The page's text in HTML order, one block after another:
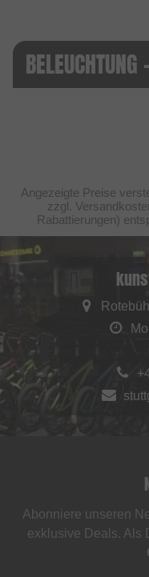
Angezeigte Preise
zzgl.
Rabattierungen)
Abonniere unseren
exklusive Deals. Als